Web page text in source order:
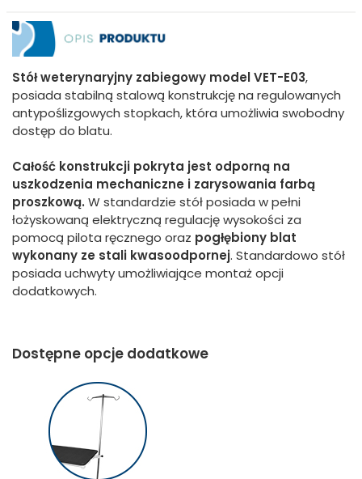
Stół weterynaryjny zabiegowy model VET-E03,
posiada stabilną stalową konstrukcję na regulowanych
antypoślizgowych stopkach, która umożliwia swobodny
dostęp do blatu.
Całość konstrukcji pokryta jest odporną na
uszkodzenia mechaniczne i zarysowania farbą
proszkową. W standardzie stół posiada w pełni
łożyskowaną elektryczną regulację wysokości za
pomocą pilota ręcznego oraz pogłębiony blat
wykonany ze stali kwasoodpornej. Standardowo stół
posiada uchwyty umożliwiające montaż opcji
dodatkowych.
Dostępne opcje dodatkowe